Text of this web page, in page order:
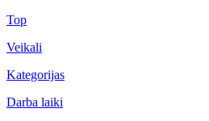
Top
Veikali
Kategorijas
Darba laiki